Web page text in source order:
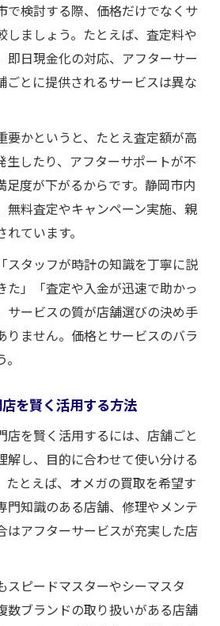
で検討する際、価格だけでなくサ
しましょう。たとえば、査定料や
即日現金化の対応、アフターサー
ごとに提供されるサービスは異な
要かというと、たとえ査定額が高
生したり、アフターサポートが不
足度が下がるからです。静岡市内
無料査定やキャンペーン実施、親
ています。
スタッフが時計の知識を丁寧に説
た」「査定や入金が迅速で助かっ
サービスの質が店舗選びの決め手
りません。価格とサービスのバラ
を賢く活用する方法
店を賢く活用するには、店舗ごと
解し、目的に合わせて使い分ける
たとえば、オメガの買取を希望す
門知識のある店舗、修理やメンテ
はアフターサービスが充実した店
スピードマスターやシーマスタ
数ブランドの取り扱いがある店舗